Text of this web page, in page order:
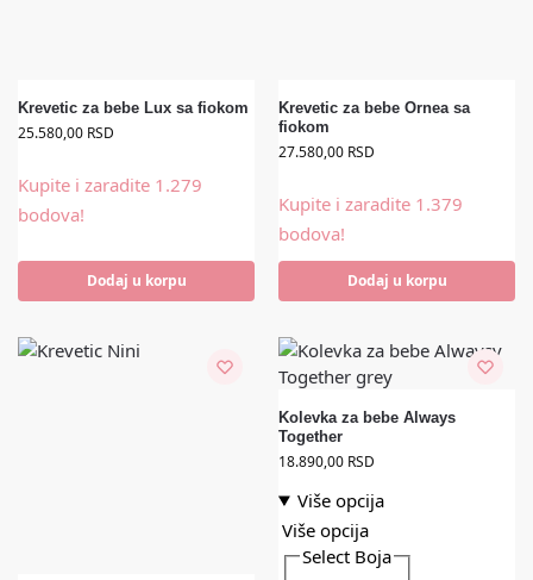
Krevetic za bebe Lux sa fiokom
25.580,00 RSD
Kupite i zaradite 1.279
bodova!
Dodaj u korpu
Krevetic za bebe Ornea sa
fiokom
27.580,00 RSD
Kupite i zaradite 1.379
bodova!
Dodaj u korpu
Kolevka za bebe Always
Together
18.890,00 RSD
Više opcija
Više opcija
Select Boja